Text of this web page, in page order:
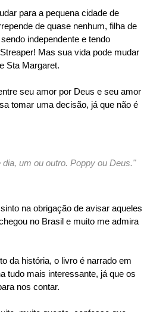
para a pequena cidade de
de quase nenhum, filha de
independente e tendo
Mas sua vida pode mudar
Sta Margaret.
seu amor por Deus e seu amor
tomar uma decisão, já que não é
um ou outro. Poppy ou Deus."
na obrigação de avisar aqueles
no Brasil e muito me admira
da história, o livro é narrado em
tudo mais interessante, já que os
nos contar.